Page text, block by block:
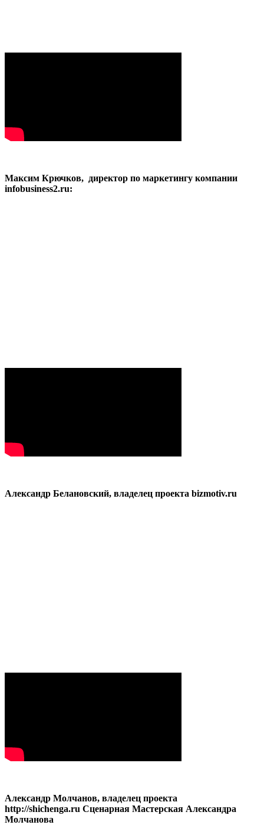
Максим Крючков, директор по маркетингу компании
infobusiness2.ru:
Александр Белановский, владелец проекта bizmotiv.ru
Александр Молчанов, владелец проекта
http://shichenga.ru Сценарная Мастерская Александра
Молчанова